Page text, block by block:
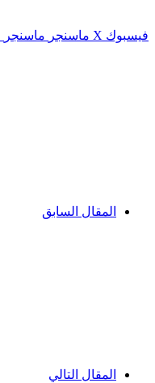
فيسبوك ‫X ماسنجر ماسنجر
المقال السابق
المقال التالي